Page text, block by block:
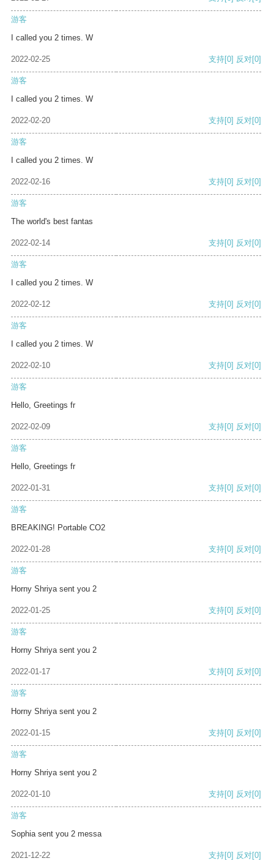
游客
I called you 2 times. W
2022-02-25 支持[0] 反对[0]
游客
I called you 2 times. W
2022-02-20 支持[0] 反对[0]
游客
I called you 2 times. W
2022-02-16 支持[0] 反对[0]
游客
The world's best fantas
2022-02-14 支持[0] 反对[0]
游客
I called you 2 times. W
2022-02-12 支持[0] 反对[0]
游客
I called you 2 times. W
2022-02-10 支持[0] 反对[0]
游客
Hello, Greetings fr
2022-02-09 支持[0] 反对[0]
游客
Hello, Greetings fr
2022-01-31 支持[0] 反对[0]
游客
BREAKING! Portable CO2
2022-01-28 支持[0] 反对[0]
游客
Horny Shriya sent you 2
2022-01-25 支持[0] 反对[0]
游客
Horny Shriya sent you 2
2022-01-17 支持[0] 反对[0]
游客
Horny Shriya sent you 2
2022-01-15 支持[0] 反对[0]
游客
Horny Shriya sent you 2
2022-01-10 支持[0] 反对[0]
游客
Sophia sent you 2 messa
2021-12-22 支持[0] 反对[0]